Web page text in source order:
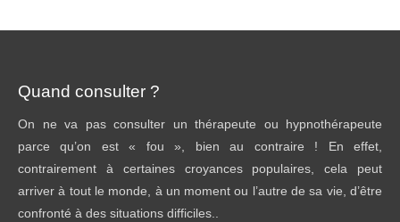
Quand consulter ?
On ne va pas consulter un thérapeute ou hypnothérapeute
parce qu’on est « fou », bien au contraire ! En effet,
contrairement à certaines croyances populaires, cela peut
arriver à tout le monde, à un moment ou l’autre de sa vie, d’être
confronté à des situations difficiles..